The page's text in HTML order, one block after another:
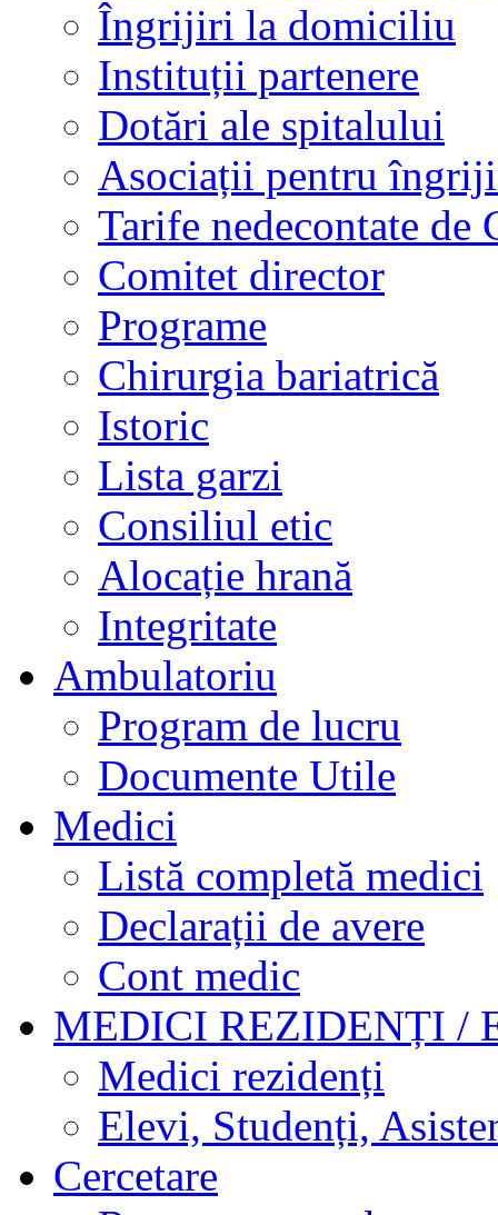
Îngrijiri la domiciliu
Instituții partenere
Dotări ale spitalului
Asociații pentru
Tarife nedecontate de
Comitet director
Programe
Chirurgia bariatrică
Istoric
Lista garzi
Consiliul etic
Alocație hrană
Integritate
Ambulatoriu
Program de lucru
Documente Utile
Medici
Listă completă medici
Declarații de avere
Cont medic
MEDICI REZIDENȚI /
Medici rezidenți
Elevi, Studenți,
Cercetare